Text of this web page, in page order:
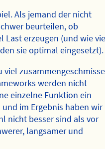
Als jemand der nicht
beurteilen, ob
Last erzeugen (und wie
sie optimal eingesetzt).
viel
werden nicht
einzelne Funktion ein
im Ergebnis haben wir
nicht besser sind als vor
langsamer und